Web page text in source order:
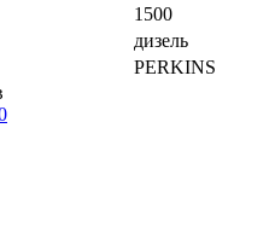
1500
дизель
PERKINS